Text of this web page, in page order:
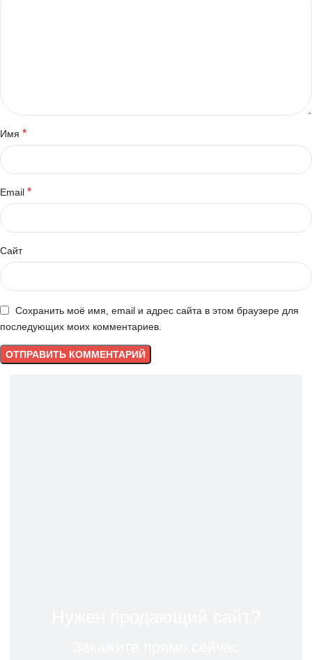
Имя *
Email *
Сайт
Сохранить моё имя, email и адрес сайта в этом браузере для
последующих моих комментариев.